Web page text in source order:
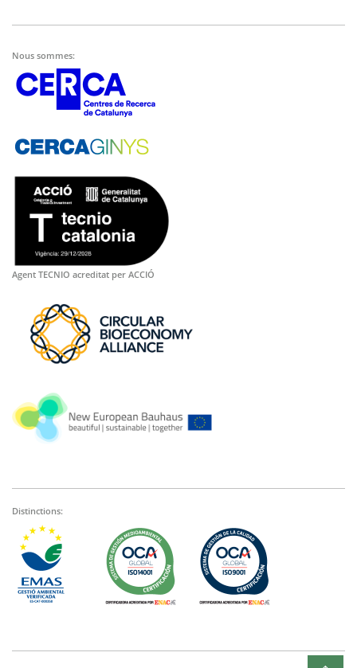
Nous sommes:
Agent TECNIO acreditat per ACCIÓ
Distinctions: